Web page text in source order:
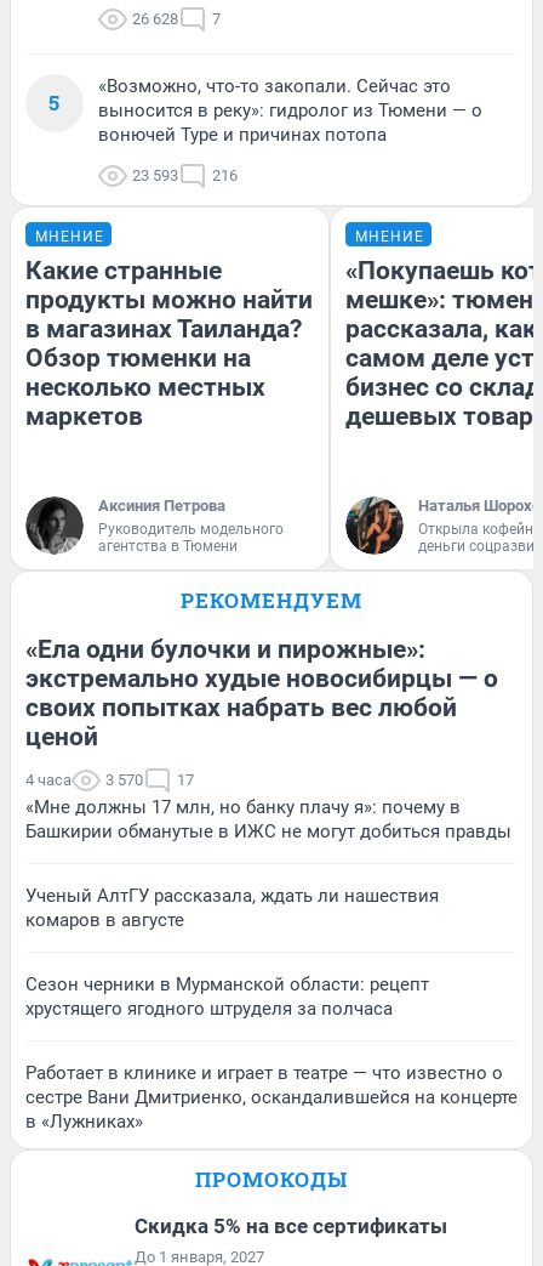
26 628 7
5
«Возможно, что-то закопали. Сейчас это
выносится в реку»: гидролог из Тюмени — о
вонючей Туре и причинах потопа
23 593 216
МНЕНИЕ
Какие странные
продукты можно найти
в магазинах Таиланда?
Обзор тюменки на
несколько местных
маркетов
Аксиния Петрова
Руководитель модельного
агентства в Тюмени
МНЕНИЕ
«Покупаешь
мешке»:
рассказала, как
самом деле
бизнес со
дешевых
Наталья
Открыла
деньги
РЕКОМЕНДУЕМ
«Ела одни булочки и пирожные»:
экстремально худые новосибирцы — о
своих попытках набрать вес любой
ценой
4 часа 3 570 17
«Мне должны 17 млн, но банку плачу я»: почему в
Башкирии обманутые в ИЖС не могут добиться правды
Ученый АлтГУ рассказала, ждать ли нашествия
комаров в августе
Сезон черники в Мурманской области: рецепт
хрустящего ягодного штруделя за полчаса
Работает в клинике и играет в театре — что известно о
сестре Вани Дмитриенко, оскандалившейся на концерте
в «Лужниках»
ПРОМОКОДЫ
Скидка 5% на все сертификаты
До 1 января, 2027